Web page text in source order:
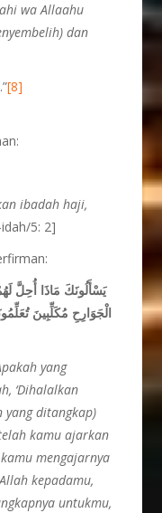
wa Allaahu
dan
[8]
ibadah haji,
idah/5: 2]
يَسْأَلُونَكَ مَاذَا أُحِلَّ
الْجَوَارِحِ مُكَلِّبِينَ
yang
‘Dihalalkan
yang ditangkap)
kamu ajarkan
mengajarnya
kepadamu,
untukmu,